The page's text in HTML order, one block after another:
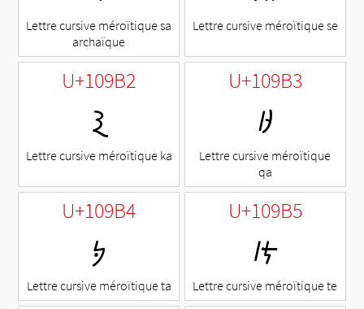
Lettre cursive méroïtique sa
archaïque
Lettre cursive méroïtique se
U+109B2
𐦲
Lettre cursive méroïtique ka
U+109B3
𐦳
Lettre cursive méroïtique
qa
U+109B4
𐦴
Lettre cursive méroïtique ta
U+109B5
𐦵
Lettre cursive méroïtique te